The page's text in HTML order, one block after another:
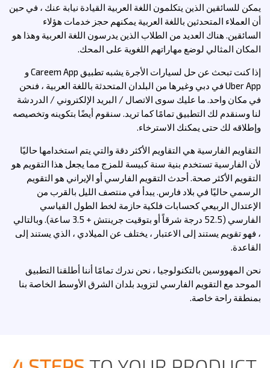
يمكن للسائقين الذين يتكلمون اللغة العربية القيادة نيابة عنك ، في حين
أن العملاء المتحدثين باللغة العربية يمكنهم حجز خدمات هؤلاء
السائقين. هناك العديد من الطلاب الذين يدرسون اللغة العربية وهذا هو
المكان المثالي لوضع مهاراتهم اللغوية على المحك.
إذا كنت تبحث عن حل لسيارات الأجرة يشبه تطبيق Careem App و
Uber App في دبي وغيرها من البلدان المتحدثة باللغة العربية ، فنحن
في مكان واحد. ما عليك سوى الاتصال / البريد الإلكتروني / الدردشة
لنا وسنقدم لك التطبيق تمامًا كما تريد. سنقوم أيضًا بتكوينه وتخصيصه
وإطلاقه لك حتى يمكنك الاسترخاء.
التقاويم الفارسية هي التقاويم الأكثر دقة والتي يتم استخدامها حاليًا
لأن الفارسية تستخدم بنية سنة كبيسة للمزج مما يجعل هذا التقويم هو
التقويم الأكثر صحة. أحدث التقويم الفارسي أو الإيراني هو التقويم
الرسمي حاليًا في بلاد فارس. يبدأ في منتصف الليل بالقرب من
الإعتدال الربيعي كحسابات فلكية حازمة لخط الطول القياسي
الفارسي (52.5 درجة شرقاً أو بتوقيت جرينتش + 3.5 ساعة). وبالتالي
، فهو تقويم يستند إلى الاعتبار ، يختلف عن الميلادي ، الذي يستند إلى
القاعدة.
نحن المهووسين بالتكنولوجيا ، نحن ندرك تمامًا أننا أطلقنا التطبيق
الموحد مع التقويم الفارسي لتزويد بلدان الشرق الأوسط الخاصة بنا
بمنطقة راحة خاصة.